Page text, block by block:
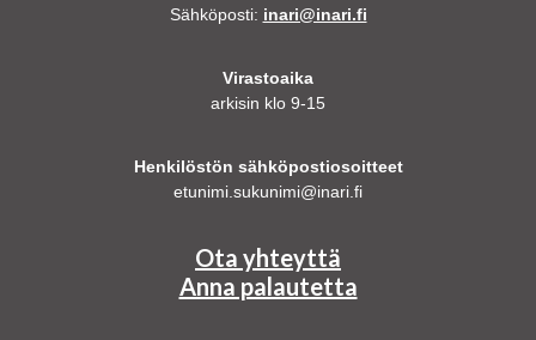
Sähköposti: inari@inari.fi
Virastoaika
arkisin klo 9-15
Henkilöstön sähköpostiosoitteet
etunimi.sukunimi@inari.fi
Ota yhteyttä
Anna palautetta